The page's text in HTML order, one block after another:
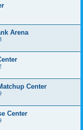
Arena
Center
Center